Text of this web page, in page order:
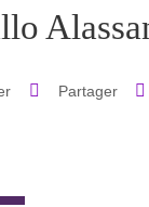
Sidebar
Partager